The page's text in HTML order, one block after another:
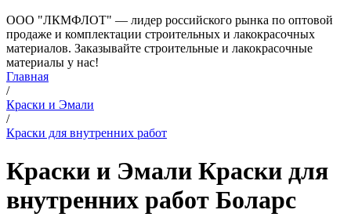
ООО "ЛКМФЛОТ" — лидер российского рынка по оптовой
продаже и комплектации строительных и лакокрасочных
материалов. Заказывайте строительные и лакокрасочные
материалы у нас!
Главная
/
Краски и Эмали
/
Краски для внутренних работ
Краски и Эмали Краски для
внутренних работ Боларс